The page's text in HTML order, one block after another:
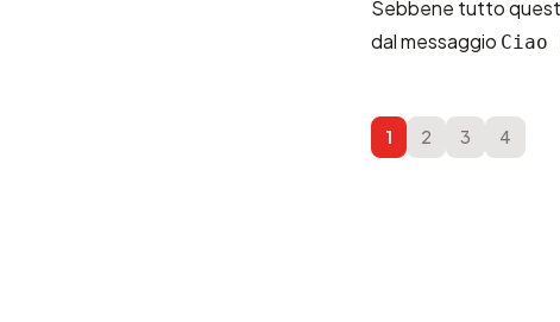
Sebbene tutto
dal messaggio Ciao
1 2 3 4